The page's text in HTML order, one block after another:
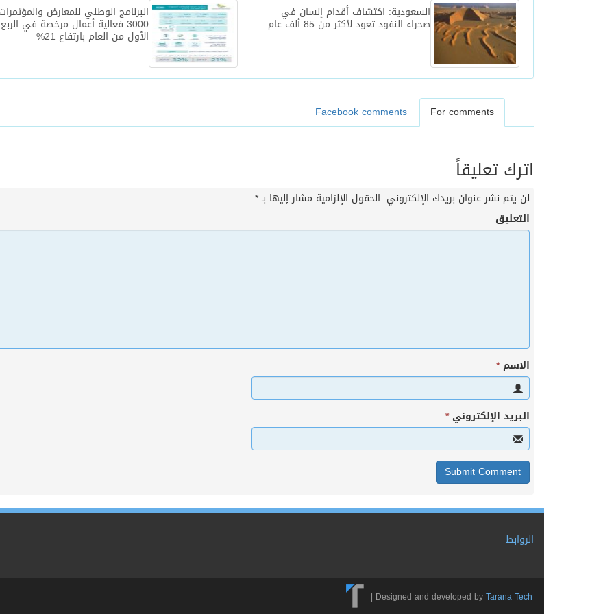
البرنامج الوطني للمعارض
3000 فعالية أعمال مرخصة في الربع
الأول من العام بارتفاع 21%
السعودية: اكتشاف أقدام إنسان في
صحراء النفود تعود لأكثر من 85 ألف عام
For comments
Facebook comments
اترك تعليقاً
لن يتم نشر عنوان بريدك الإلكتروني. الحقول الإلزامية مشار إليها بـ*
التعليق
الاسم*
البريد الإلكتروني*
الروابط
Designed and developed byTarana Tech
|